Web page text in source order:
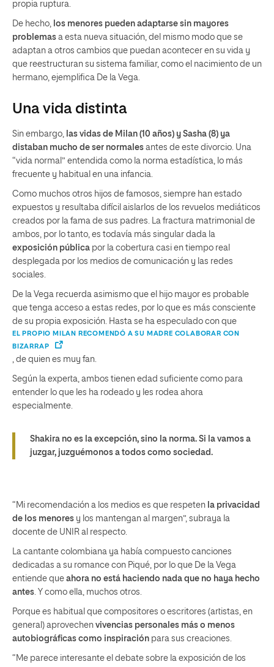
propia ruptura.
De hecho, los menores pueden adaptarse sin mayores
problemas a esta nueva situación, del mismo modo que se
adaptan a otros cambios que puedan acontecer en su vida y
que reestructuran su sistema familiar, como el nacimiento de un
hermano, ejemplifica De la Vega.
Una vida distinta
Sin embargo, las vidas de Milan (10 años) y Sasha (8) ya
distaban mucho de ser normales antes de este divorcio. Una
“vida normal” entendida como la norma estadística, lo más
frecuente y habitual en una infancia.
Como muchos otros hijos de famosos, siempre han estado
expuestos y resultaba difícil aislarlos de los revuelos mediáticos
creados por la fama de sus padres. La fractura matrimonial de
ambos, por lo tanto, es todavía más singular dada la
exposición pública por la cobertura casi en tiempo real
desplegada por los medios de comunicación y las redes
sociales.
De la Vega recuerda asimismo que el hijo mayor es probable
que tenga acceso a estas redes, por lo que es más consciente
de su propia exposición. Hasta se ha especulado con que
EL PROPIO MILAN RECOMENDÓ A SU MADRE COLABORAR CON
BIZARRAP
, de quien es muy fan.
Según la experta, ambos tienen edad suficiente como para
entender lo que les ha rodeado y les rodea ahora
especialmente.
Shakira no es la excepción, sino la norma. Si la vamos a
juzgar, juzguémonos a todos como sociedad.
“Mi recomendación a los medios es que respeten la privacidad
de los menores y los mantengan al margen”, subraya la
docente de UNIR al respecto.
La cantante colombiana ya había compuesto canciones
dedicadas a su romance con Piqué, por lo que De la Vega
entiende que ahora no está haciendo nada que no haya hecho
antes. Y como ella, muchos otros.
Porque es habitual que compositores o escritores (artistas, en
general) aprovechen vivencias personales más o menos
autobiográficas como inspiración para sus creaciones.
“Me parece interesante el debate sobre la exposición de los